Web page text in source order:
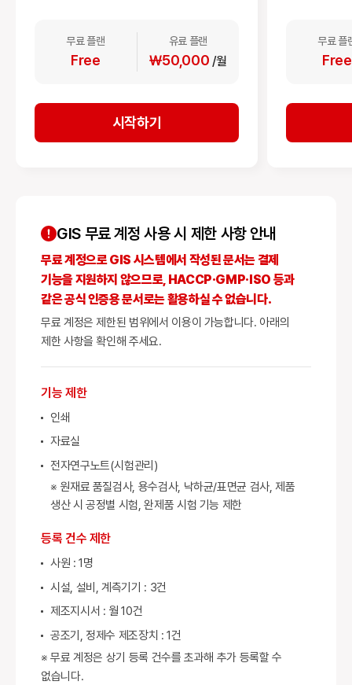
무료 플랜
Free
유료 플랜
￦50,000 /월
시작하기
무료 플
Free
GIS 무료 계정 사용 시 제한 사항 안내
무료 계정으로 GIS 시스템에서 작성된 문서는 결제
기능을 지원하지 않으므로, HACCP·GMP·ISO 등과
같은 공식 인증용 문서로는 활용하실 수 없습니다.
무료 계정은 제한된 범위에서 이용이 가능합니다. 아래의
제한 사항을 확인해 주세요.
기능 제한
인쇄
자료실
전자연구노트(시험관리)
※ 원재료 품질검사, 용수검사, 낙하균/표면균 검사, 제품
생산 시 공정별 시험, 완제품 시험 기능 제한
등록 건수 제한
사원 : 1명
시설, 설비, 계측기기 : 3건
제조지시서 : 월 10건
공조기, 정제수 제조장치 : 1건
※ 무료 계정은 상기 등록 건수를 초과해 추가 등록할 수
없습니다.